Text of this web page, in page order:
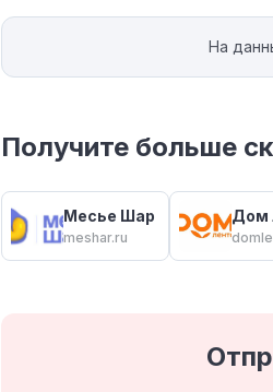
На
Получите больше
Месье Шар
meshar.ru
Дом